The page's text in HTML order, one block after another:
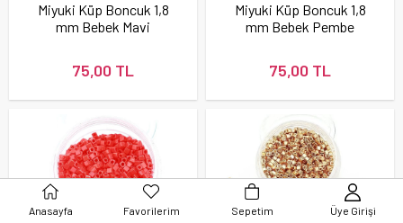
Miyuki Küp Boncuk 1,8
mm Bebek Mavi
75,00 TL
Miyuki Küp Boncuk 1,8
mm Bebek Pembe
75,00 TL
Anasayfa Favorilerim Sepetim Üye Girişi